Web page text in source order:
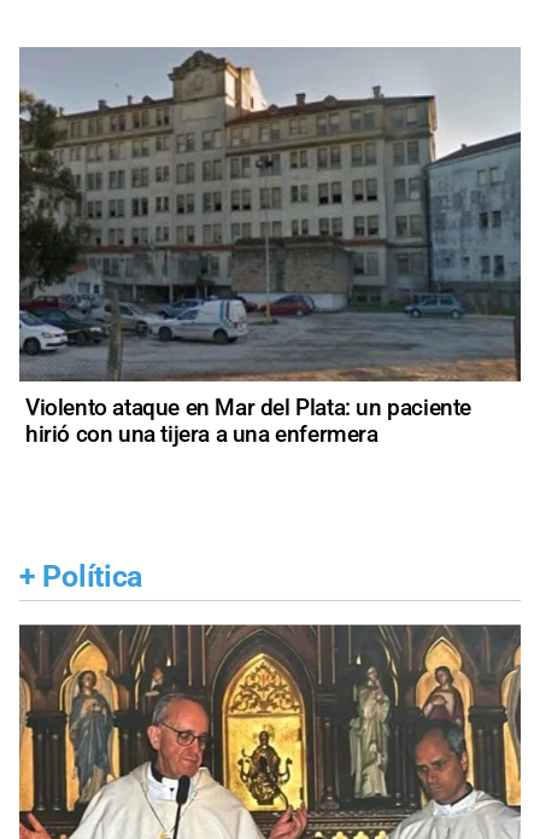
Violento ataque en Mar del Plata: un paciente
hirió con una tijera a una enfermera
+ Política